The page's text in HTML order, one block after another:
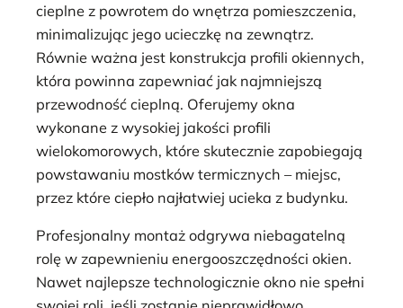
cieplne z powrotem do wnętrza pomieszczenia,
minimalizując jego ucieczkę na zewnątrz.
Równie ważna jest konstrukcja profili okiennych,
która powinna zapewniać jak najmniejszą
przewodność cieplną. Oferujemy okna
wykonane z wysokiej jakości profili
wielokomorowych, które skutecznie zapobiegają
powstawaniu mostków termicznych – miejsc,
przez które ciepło najłatwiej ucieka z budynku.
Profesjonalny montaż odgrywa niebagatelną
rolę w zapewnieniu energooszczędności okien.
Nawet najlepsze technologicznie okno nie spełni